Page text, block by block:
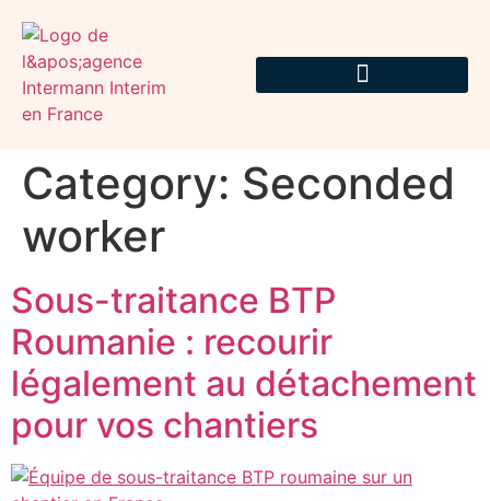
Category: Seconded
worker
Sous-traitance BTP
Roumanie : recourir
légalement au détachement
pour vos chantiers